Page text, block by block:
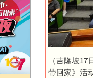
（吉隆坡
带回家》活